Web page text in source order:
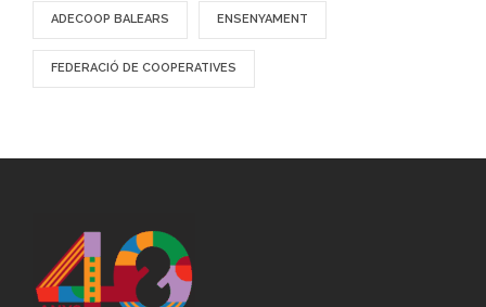
ADECOOP BALEARS ENSENYAMENT
FEDERACIÓ DE COOPERATIVES